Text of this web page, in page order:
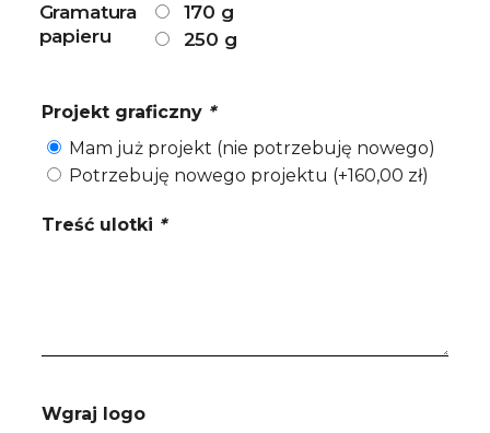
Gramatura
papieru
170 g
250 g
Projekt graficzny *
Mam już projekt (nie potrzebuję nowego)
Potrzebuję nowego projektu (+160,00 zł)
Treść ulotki *
Wgraj logo